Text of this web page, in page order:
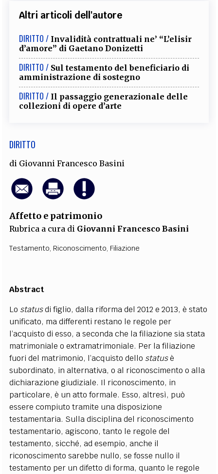
Altri articoli dell'autore
DIRITTO / Invalidità contrattuali ne’ “L’elisir
d’amore” di Gaetano Donizetti
DIRITTO / Sul testamento del beneficiario di
amministrazione di sostegno
DIRITTO / Il passaggio generazionale delle
collezioni di opere d’arte
DIRITTO
di Giovanni Francesco Basini
Affetto e patrimonio
Rubrica a cura di Giovanni Francesco Basini
Testamento, Riconoscimento, Filiazione
Abstract
Lo statusdi figlio, dalla riforma del 2012 e 2013, è stato
unificato, ma differenti restano le regole per
l’acquisto di esso, a seconda che la filiazione sia stata
matrimoniale o extramatrimoniale. Per la filiazione
fuori del matrimonio, l’acquisto dello statusè
subordinato, in alternativa, o al riconoscimento o alla
dichiarazione giudiziale. Il riconoscimento, in
particolare, è un atto formale. Esso, altresì, può
essere compiuto tramite una disposizione
testamentaria. Sulla disciplina del riconoscimento
testamentario, agiscono, tanto le regole del
testamento, sicché, ad esempio, anche il
riconoscimento sarebbe nullo, se fosse nullo il
testamento per un difetto di forma, quanto le regole